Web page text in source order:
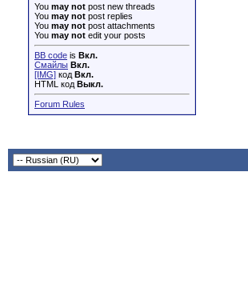
You may not post new threads
You may not post replies
You may not post attachments
You may not edit your posts
BB code is Вкл.
Смайлы Вкл.
[IMG] код Вкл.
HTML код Выкл.
Forum Rules